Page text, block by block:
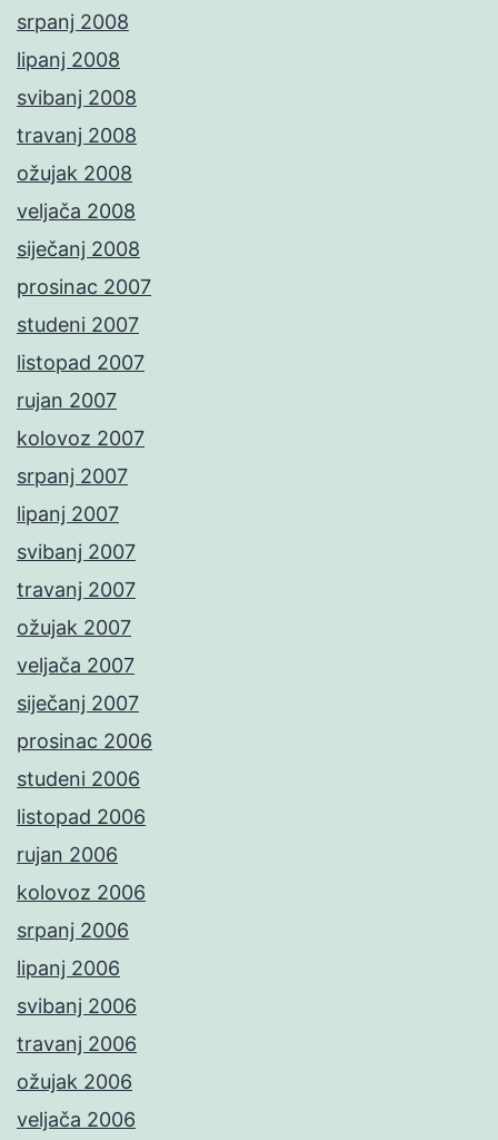
srpanj 2008
lipanj 2008
svibanj 2008
travanj 2008
ožujak 2008
veljača 2008
siječanj 2008
prosinac 2007
studeni 2007
listopad 2007
rujan 2007
kolovoz 2007
srpanj 2007
lipanj 2007
svibanj 2007
travanj 2007
ožujak 2007
veljača 2007
siječanj 2007
prosinac 2006
studeni 2006
listopad 2006
rujan 2006
kolovoz 2006
srpanj 2006
lipanj 2006
svibanj 2006
travanj 2006
ožujak 2006
veljača 2006